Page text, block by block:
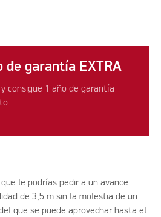
de garantía EXTRA
y consigue 1 año de garantía
le podrías pedir a un avance
de 3,5 m sin la molestia de un
que se puede aprovechar hasta el